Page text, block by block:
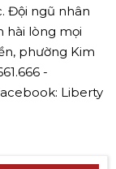
Đội ngũ nhân
hài lòng mọi
phường Kim
-
Liberty